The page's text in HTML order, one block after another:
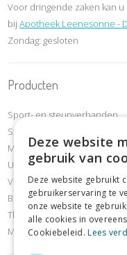
Voor dringende zaken kan
bijApotheek Leenesonne -
Zondag: gesloten
Producten
Sport- en steunverbanden
Steunkousen
Mobiliteit & revalidatie
Urineverliesartikelen
Voet- en schoenafdeling
Borstafdeling
Thuiszorg- en
Meettoestellen
Deze website
gebruik van
Deze website gebruikt
gebruikerservaring te
onze website te
alle cookies in
Cookiebeleid.Lees